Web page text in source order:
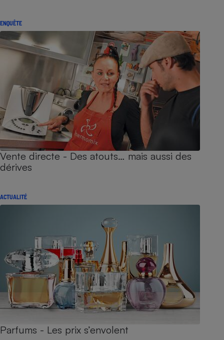
ENQUÊTE
Vente directe - Des atouts… mais aussi des
dérives
ACTUALITÉ
Parfums - Les prix s’envolent